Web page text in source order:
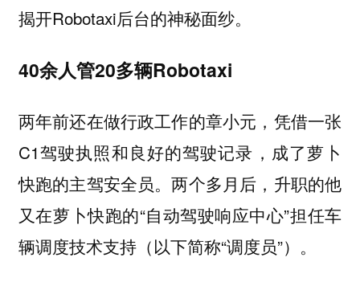
揭开Robotaxi后台的神秘面纱。
40余人管20多辆Robotaxi
两年前还在做行政工作的章小元，凭借一张
C1驾驶执照和良好的驾驶记录，成了萝卜
快跑的主驾安全员。两个多月后，升职的他
又在萝卜快跑的“自动驾驶响应中心”担任车
辆调度技术支持（以下简称“调度员”）。